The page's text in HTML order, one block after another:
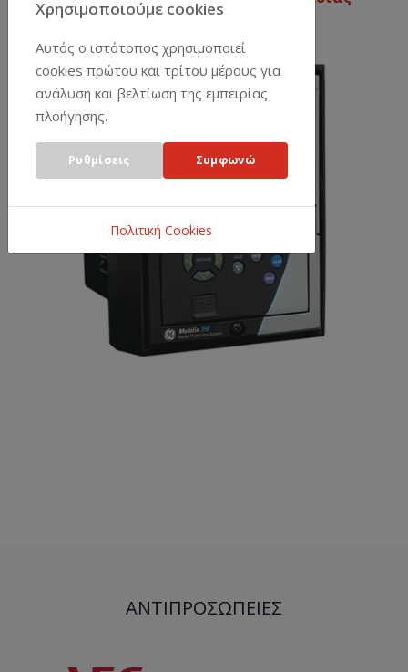
Multilin 350
ΑΝΤΙΠΡΟΣΩΠΕΊΕΣ
Χρησιμοποιούμε cookies
Αυτός ο ιστότοπος χρησιμοποιεί
cookies πρώτου και τρίτου μέρους για
ανάλυση και βελτίωση της εμπειρίας
πλοήγησης.
Ρυθμίσεις Συμφωνώ
Πολιτική Cookies